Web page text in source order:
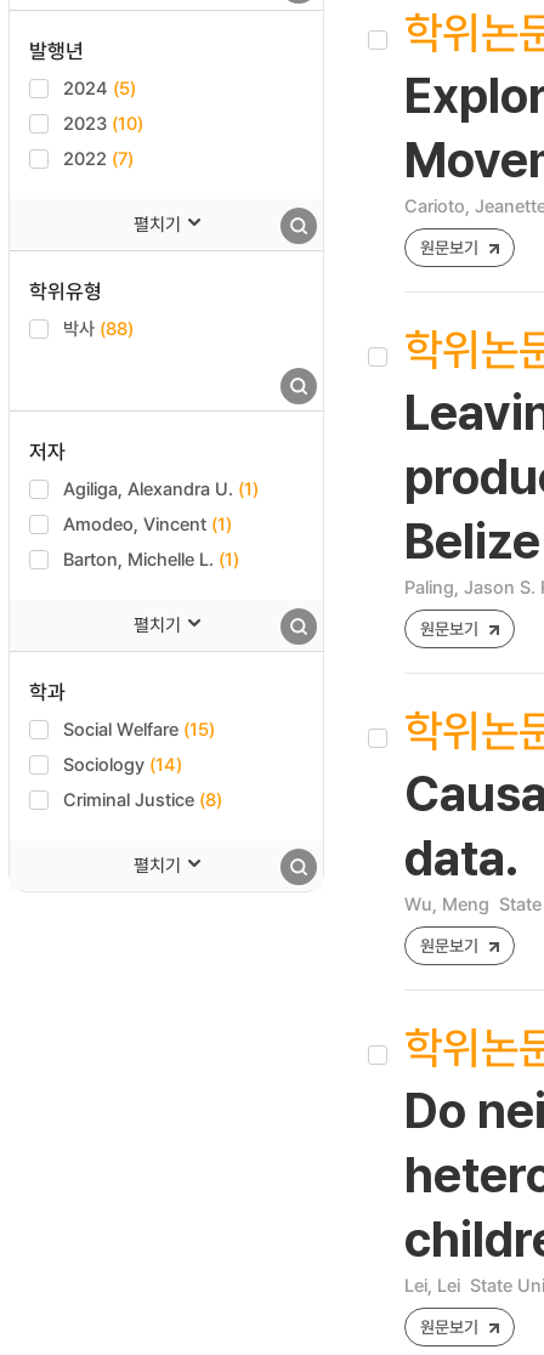
발행년
2024 (5)
2023 (10)
2022 (7)
펼치기
학위유형
박사 (88)
저자
Agiliga, Alexandra U. (1)
Amodeo, Vincent (1)
Barton, Michelle L. (1)
펼치기
학과
Social Welfare (15)
Sociology (14)
Criminal Justice (8)
펼치기
학위논
Carioto,
원문보기
학위논
Paling, Jason S.
원문보기
학위논
data.
Wu, Meng
원문보기
학위논
Do
Lei, Lei State
원문보기